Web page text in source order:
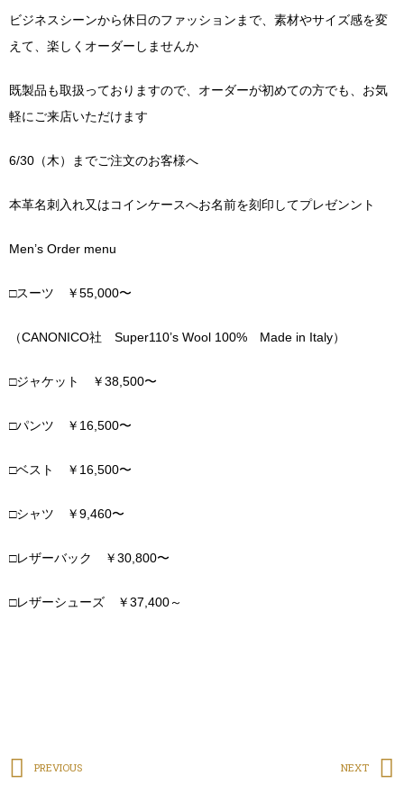
ビジネスシーンから休日のファッションまで、素材やサイズ感を変
えて、楽しくオーダーしませんか
既製品も取扱っておりますので、オーダーが初めての方でも、お気
軽にご来店いただけます
6/30（木）までご注文のお客様へ
本革名刺入れ又はコインケースへお名前を刻印してプレゼンント
Men’s Order menu
□スーツ ￥55,000〜
（CANONICO社 Super110’s Wool 100% Made in Italy）
□ジャケット ￥38,500〜
□パンツ ￥16,500〜
□ベスト ￥16,500〜
□シャツ ￥9,460〜
□レザーバック ￥30,800〜
□レザーシューズ ￥37,400～
PREVIOUS NEXT